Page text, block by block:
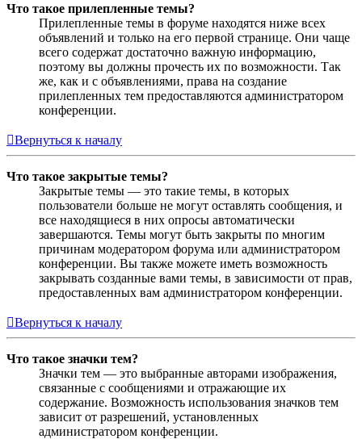
Что такое прилепленные темы?
Прилепленные темы в форуме находятся ниже всех
объявлений и только на его первой странице. Они чаще
всего содержат достаточно важную информацию,
поэтому вы должны прочесть их по возможности. Так
же, как и с объявлениями, права на создание
прилепленных тем предоставляются администратором
конференции.
Вернуться к началу
Что такое закрытые темы?
Закрытые темы — это такие темы, в которых
пользователи больше не могут оставлять сообщения, и
все находящиеся в них опросы автоматически
завершаются. Темы могут быть закрыты по многим
причинам модератором форума или администратором
конференции. Вы также можете иметь возможность
закрывать созданные вами темы, в зависимости от прав,
предоставленных вам администратором конференции.
Вернуться к началу
Что такое значки тем?
Значки тем — это выбранные авторами изображения,
связанные с сообщениями и отражающие их
содержание. Возможность использования значков тем
зависит от разрешений, установленных
администратором конференции.